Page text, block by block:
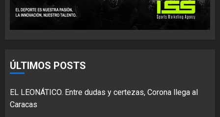
ÚLTIMOS POSTS
EL LEONÁTICO. Entre dudas y certezas, Corona llega al
Caracas